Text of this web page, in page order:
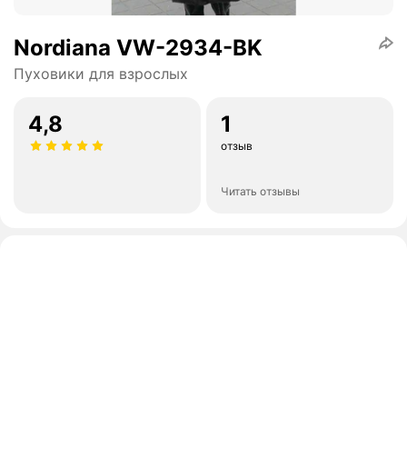
Nordiana VW-2934-BK
Пуховики для взрослых
4,8 1
отзыв
Читать отзывы